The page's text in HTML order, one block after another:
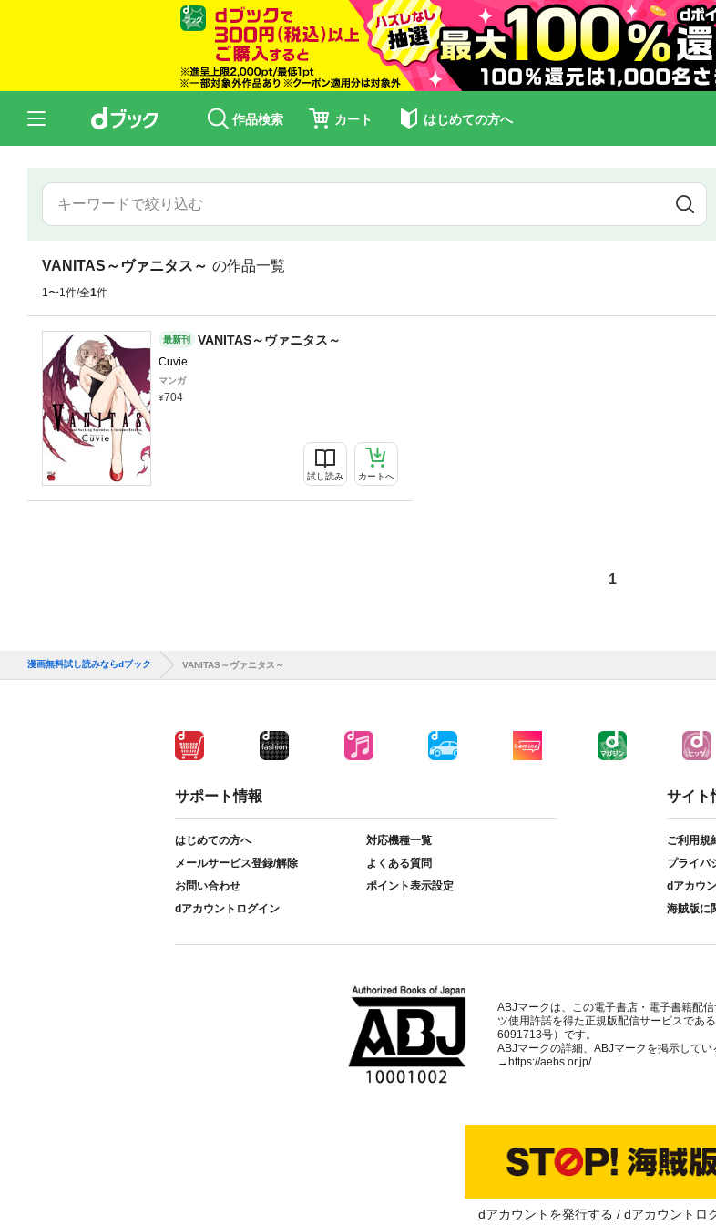
作品検索 カート はじめての方へ
VANITAS～ヴァニタス～ の作品一覧
1〜1件/全1件
最新刊 VANITAS～ヴァニタス～
Cuvie
マンガ
704
試し読み カートへ
1
漫画無料試し読みならdブック VANITAS～ヴァニタス～
サポート情報
はじめての方へ
対応機種一覧
メールサービス登録/解除
よくある質問
お問い合わせ
ポイント表示設定
dアカウントログイン
サイト
ご利用規
プライバ
dアカウ
海賊版に
ABJマークは、この電子書店・電子書籍配
ツ使用許諾を得た正規版配信サービスであ
6091713号）です。
ABJマークの詳細、ABJマークを掲示して
→https://aebs.or.jp/
dアカウントを発行する dアカウントロ